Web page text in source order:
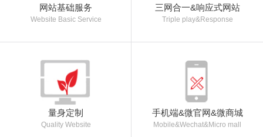
网站基础服务
Website Basic Service
三网合一&响应式网站
Triple play&Response
量身定制
Quality Website
手机端&微官网&微商城
Mobile&Wechat&Micro mall